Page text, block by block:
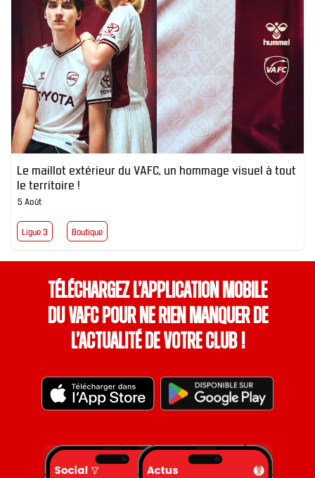
Le maillot extérieur du VAFC, un hommage visuel à tout
le territoire !
5 Août
Ligue 3 Boutique
Téléchargez l’application mobile
du VAFC pour ne rien manquer de
l’actualité de votre club !